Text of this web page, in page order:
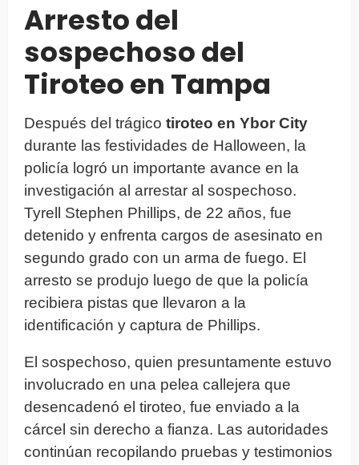
Arresto del
sospechoso del
Tiroteo en Tampa
Después del trágico tiroteo en Ybor City
durante las festividades de Halloween, la
policía logró un importante avance en la
investigación al arrestar al sospechoso.
Tyrell Stephen Phillips, de 22 años, fue
detenido y enfrenta cargos de asesinato en
segundo grado con un arma de fuego. El
arresto se produjo luego de que la policía
recibiera pistas que llevaron a la
identificación y captura de Phillips.
El sospechoso, quien presuntamente estuvo
involucrado en una pelea callejera que
desencadenó el tiroteo, fue enviado a la
cárcel sin derecho a fianza. Las autoridades
continúan recopilando pruebas y testimonios